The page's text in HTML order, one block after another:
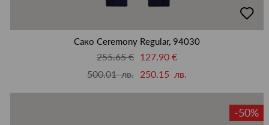
в
Сако Ceremony Regular, 94030
255.65 € 127.90 €
500.01 лв. 250.15 лв.
-50%